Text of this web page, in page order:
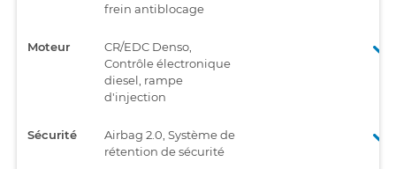
frein antiblocage
Moteur
CR/EDC Denso,
Contrôle électronique
diesel, rampe
d'injection
Sécurité
Airbag 2.0, Système de
rétention de sécurité